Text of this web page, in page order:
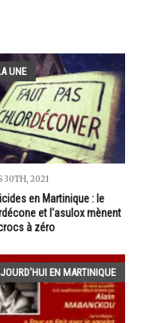
UNE
30TH, 2021
en Martinique : le
et l'asulox mènent
à zéro
EN MARTINIQUE